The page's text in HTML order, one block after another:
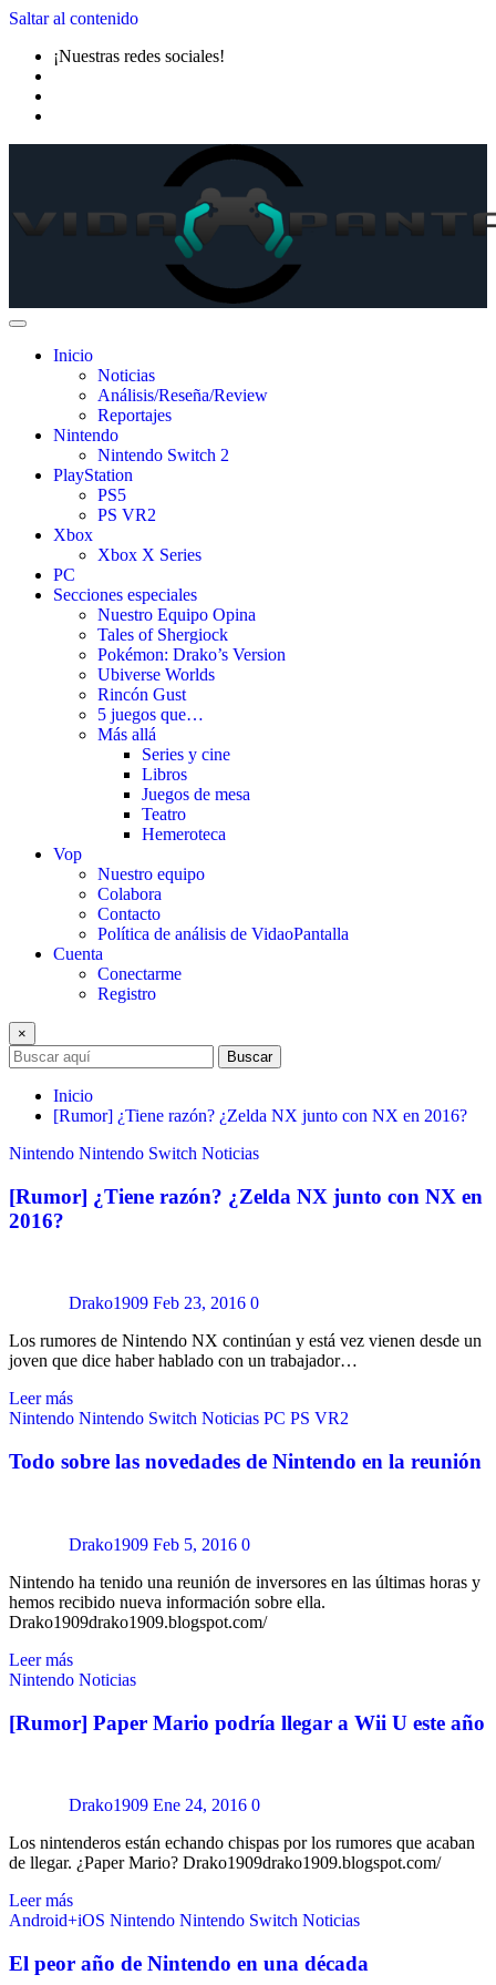
Saltar al contenido
¡Nuestras redes sociales!
Inicio
Noticias
Análisis/Reseña/Review
Reportajes
Nintendo
Nintendo Switch 2
PlayStation
PS5
PS VR2
Xbox
Xbox X Series
PC
Secciones especiales
Nuestro Equipo Opina
Tales of Shergiock
Pokémon: Drako’s Version
Ubiverse Worlds
Rincón Gust
5 juegos que…
Más allá
Series y cine
Libros
Juegos de mesa
Teatro
Hemeroteca
Vop
Nuestro equipo
Colabora
Contacto
Política de análisis de VidaoPantalla
Cuenta
Conectarme
Registro
×
Buscar
Inicio
[Rumor] ¿Tiene razón? ¿Zelda NX junto con NX en 2016?
Nintendo Nintendo Switch Noticias
[Rumor] ¿Tiene razón? ¿Zelda NX junto con NX en
2016?
Drako1909 Feb 23, 2016 0
Los rumores de Nintendo NX continúan y está vez vienen desde un
joven que dice haber hablado con un trabajador…
Leer más
Nintendo Nintendo Switch Noticias PC PS VR2
Todo sobre las novedades de Nintendo en la reunión
Drako1909 Feb 5, 2016 0
Nintendo ha tenido una reunión de inversores en las últimas horas y
hemos recibido nueva información sobre ella.
Drako1909drako1909.blogspot.com/
Leer más
Nintendo Noticias
[Rumor] Paper Mario podría llegar a Wii U este año
Drako1909 Ene 24, 2016 0
Los nintenderos están echando chispas por los rumores que acaban
de llegar. ¿Paper Mario? Drako1909drako1909.blogspot.com/
Leer más
Android+iOS Nintendo Nintendo Switch Noticias
El peor año de Nintendo en una década